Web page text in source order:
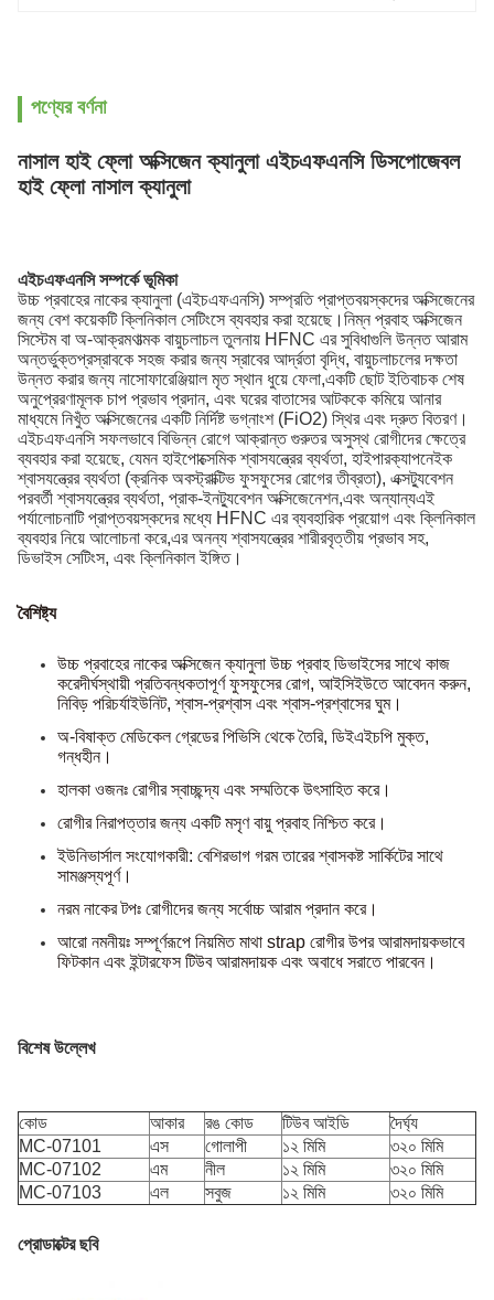
পণ্যের বর্ণনা
নাসাল হাই ফ্লো অক্সিজেন ক্যানুলা এইচএফএনসি ডিসপোজেবল
হাই ফ্লো নাসাল ক্যানুলা
এইচএফএনসি সম্পর্কে ভূমিকা
উচ্চ প্রবাহের নাকের ক্যানুলা (এইচএফএনসি) সম্প্রতি প্রাপ্তবয়স্কদের অক্সিজেনের
জন্য বেশ কয়েকটি ক্লিনিকাল সেটিংসে ব্যবহার করা হয়েছে।নিম্ন প্রবাহ অক্সিজেন
সিস্টেম বা অ-আক্রমণাত্মক বায়ুচলাচল তুলনায় HFNC এর সুবিধাগুলি উন্নত আরাম
অন্তর্ভুক্তপ্রস্রাবকে সহজ করার জন্য স্রাবের আর্দ্রতা বৃদ্ধি, বায়ুচলাচলের দক্ষতা
উন্নত করার জন্য নাসোফারেঞ্জিয়াল মৃত স্থান ধুয়ে ফেলা,একটি ছোট ইতিবাচক শেষ
অনুপ্রেরণামূলক চাপ প্রভাব প্রদান, এবং ঘরের বাতাসের আটককে কমিয়ে আনার
মাধ্যমে নিখুঁত অক্সিজেনের একটি নির্দিষ্ট ভগ্নাংশ (FiO2) স্থির এবং দ্রুত বিতরণ।
এইচএফএনসি সফলভাবে বিভিন্ন রোগে আক্রান্ত গুরুতর অসুস্থ রোগীদের ক্ষেত্রে
ব্যবহার করা হয়েছে, যেমন হাইপোক্সেমিক শ্বাসযন্ত্রের ব্যর্থতা, হাইপারক্যাপনেইক
শ্বাসযন্ত্রের ব্যর্থতা (ক্রনিক অবস্ট্রাক্টিভ ফুসফুসের রোগের তীব্রতা), এক্সট্যুবেশন
পরবর্তী শ্বাসযন্ত্রের ব্যর্থতা, প্রাক-ইনট্যুবেশন অক্সিজেনেশন,এবং অন্যান্যএই
পর্যালোচনাটি প্রাপ্তবয়স্কদের মধ্যে HFNC এর ব্যবহারিক প্রয়োগ এবং ক্লিনিকাল
ব্যবহার নিয়ে আলোচনা করে,এর অনন্য শ্বাসযন্ত্রের শারীরবৃত্তীয় প্রভাব সহ,
ডিভাইস সেটিংস, এবং ক্লিনিকাল ইঙ্গিত।
বৈশিষ্ট্য
উচ্চ প্রবাহের নাকের অক্সিজেন ক্যানুলা উচ্চ প্রবাহ ডিভাইসের সাথে কাজ
করেদীর্ঘস্থায়ী প্রতিবন্ধকতাপূর্ণ ফুসফুসের রোগ, আইসিইউতে আবেদন করুন,
নিবিড় পরিচর্যাইউনিট, শ্বাস-প্রশ্বাস এবং শ্বাস-প্রশ্বাসের ঘুম।
অ-বিষাক্ত মেডিকেল গ্রেডের পিভিসি থেকে তৈরি, ডিইএইচপি মুক্ত,
গন্ধহীন।
হালকা ওজনঃ রোগীর স্বাচ্ছন্দ্য এবং সম্মতিকে উৎসাহিত করে।
রোগীর নিরাপত্তার জন্য একটি মসৃণ বায়ু প্রবাহ নিশ্চিত করে।
ইউনিভার্সাল সংযোগকারী: বেশিরভাগ গরম তারের শ্বাসকষ্ট সার্কিটের সাথে
সামঞ্জস্যপূর্ণ।
নরম নাকের টপঃ রোগীদের জন্য সর্বোচ্চ আরাম প্রদান করে।
আরো নমনীয়ঃ সম্পূর্ণরূপে নিয়মিত মাথা strap রোগীর উপর আরামদায়কভাবে
ফিটকান এবং ইন্টারফেস টিউব আরামদায়ক এবং অবাধে সরাতে পারবেন।
বিশেষ উল্লেখ
কোড আকার রঙ কোড টিউব আইডি
দৈর্ঘ্য
MC-07101
এস গোলাপী ১২ মিমি
৩২০ মিমি
MC-07102
এম নীল ১২ মিমি
৩২০ মিমি
MC-07103
এল সবুজ ১২ মিমি ৩২০ মিমি
প্রোডাক্টের ছবি